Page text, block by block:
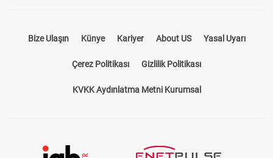
Bize Ulaşın Künye Kariyer About US Yasal Uyarı
Çerez Politikası Gizlilik Politikası
KVKK Aydınlatma Metni Kurumsal